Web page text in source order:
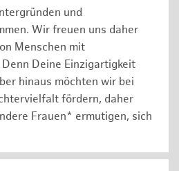
und
Wir freuen uns daher
Menschen mit
Deine Einzigartigkeit
hinaus möchten wir bei
fördern, daher
Frauen* ermutigen, sich